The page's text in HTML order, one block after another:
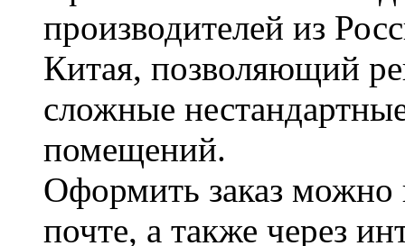
производителей из
Китая, позволяющий
сложные
помещений.
Оформить заказ можно
почте, а также через